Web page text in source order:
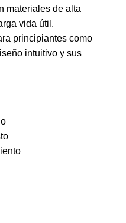
materiales de alta
vida útil.
principiantes como
intuitivo y sus